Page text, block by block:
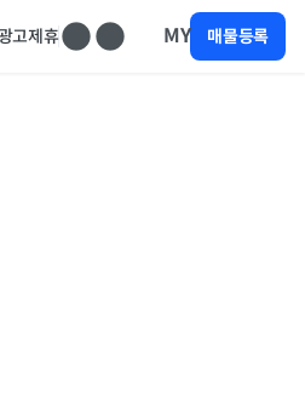
고제휴 MY 매물등록